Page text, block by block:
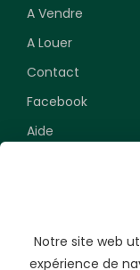
A Vendre
A Louer
Contact
Facebook
Aide
Souscrivez pour
Notre site web
expérience de